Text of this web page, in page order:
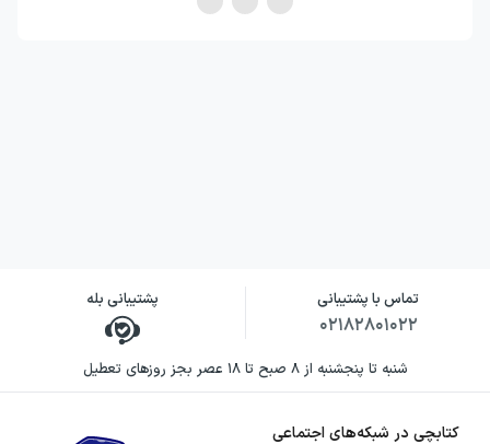
تماس با پشتیبانی
۰۲۱۸۲۸۰۱۰۲۲
پشتیبانی بله
شنبه تا پنجشنبه از ۸ صبح تا ۱۸ عصر بجز روزهای تعطیل
کتابچی در شبکه‌های اجتماعی